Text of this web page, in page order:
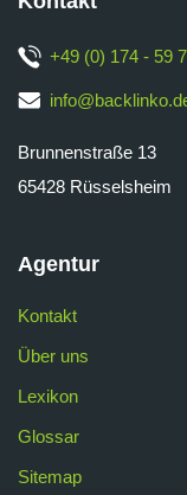
+49 (0) 174 - 59
Brunnenstraße 13
65428 Rüsselsheim
Agentur
Kontakt
Über uns
Lexikon
Glossar
Sitemap